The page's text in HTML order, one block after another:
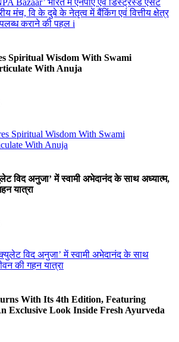
Spiritual Wisdom With Swami
With Anuja
विद अनुजा’ में स्वामी अभेदानंद के साथ अध्यात्म,
यात्रा
With Its 4th Edition, Featuring
Exclusive Look Inside Fresh Ayurveda